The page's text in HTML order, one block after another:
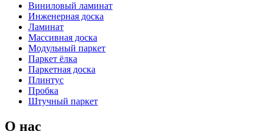
Виниловый ламинат
Инженерная доска
Ламинат
Массивная доска
Модульный паркет
Паркет ёлка
Паркетная доска
Плинтус
Пробка
Штучный паркет
О нас